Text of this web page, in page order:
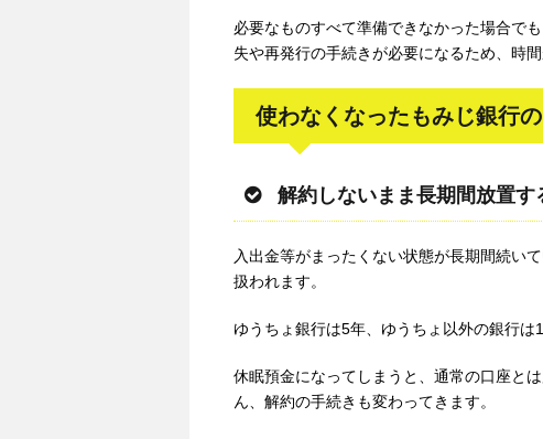
必要なものすべて準備できなかった場合で
失や再発行の手続きが必要になるため、時間
使わなくなったもみじ銀行
解約しないまま長期間放置
入出金等がまったくない状態が長期間続い
扱われます。
ゆうちょ銀行は5年、ゆうちょ以外の銀行は
休眠預金になってしまうと、通常の口座と
ん、解約の手続きも変わってきます。